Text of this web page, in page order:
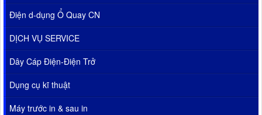
Điện d-dụng Ổ Quay CN
DỊCH VỤ SERVICE
Dây Cáp Điện-Điện Trở
Dụng cụ kĩ thuật
Máy trước in & sau in